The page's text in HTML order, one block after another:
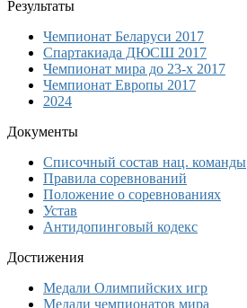
Результаты
Чемпионат Беларуси 2017
Спартакиада ДЮСШ 2017
Чемпионат мира до 23-х 2017
Чемпионат Европы 2017
2024
Документы
Списочный состав нац. команды
Правила соревнований
Положение о соревнованиях
Устав
Антидопинговый кодекс
Достижения
Медали Олимпийских игр
Медали чемпионатов мира